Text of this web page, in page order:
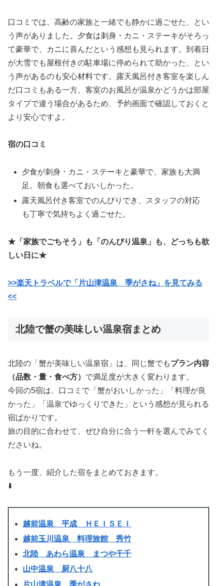
口コミでは、高齢の家族と一緒でも静かに過ごせた、とい
う声がありました。夕食は刺身・カニ・ステーキがそろっ
て豪華で、カニに喜んだという感想も見られます。到着日
が大雪でも屋根付きの駐車場に停められて助かった、とい
う声があるのも安心材料です。露天風呂付き客室を楽しん
だ口コミもある一方、客室のお風呂が温泉かどうかは部屋
タイプで違う場合があるため、予約画面で確認しておくと
より安心ですよ。
宿の口コミ
夕食が刺身・カニ・ステーキと豪華で、家族も大満
足。朝食も選べておいしかった。
露天風呂付き客室でのんびりでき、スタッフの対応
も丁寧で気持ちよく過ごせた。
★「家族でごちそう」も「のんびり温泉」も、どっちも欲
しい日に★
>>楽天トラベルで「片山津温泉 季がさね」を見てみる
<<
北陸で蟹の美味しい温泉宿まとめ
北陸の「蟹が美味しい温泉宿」は、同じ蟹でもプラン内容
（品数・量・食べ方） で満足度が大きく変わります。
今回の5宿は、口コミで「蟹がおいしかった」「料理が良
かった」「温泉でゆっくりできた」という感想が見られる
宿ばかりです。
旅の目的に合わせて、ぜひ自分に合う一軒を選んでみてく
ださいね。
もう一度、紹介した宿をまとめておきます。
⬇️
越前温泉 平成 ＨＥＩＳＥＩ
越前玉川温泉 料理旅館 秀竹
北陸 あわら温泉 まつや千千
山中温泉 厨八十八
片山津温泉 季がさね